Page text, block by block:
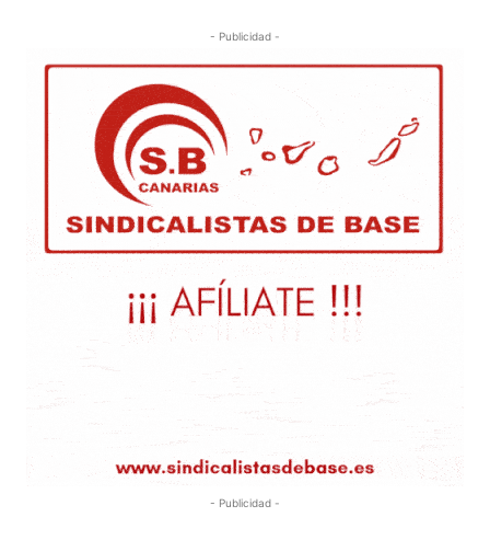
- Publicidad -
- Publicidad -